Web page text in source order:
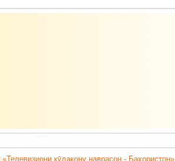
кӯдакону наврасон - Баҳористон».